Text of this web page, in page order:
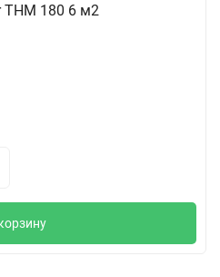
THM 180 6 м2